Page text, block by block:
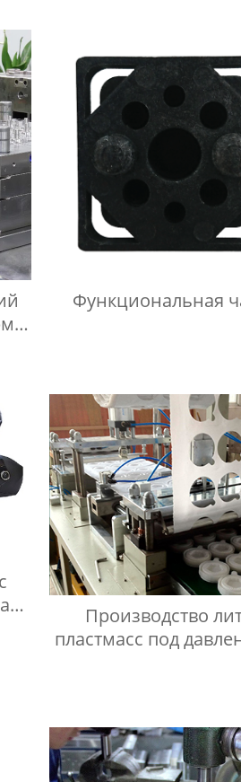
Функциональная
Производство
пластмасс под